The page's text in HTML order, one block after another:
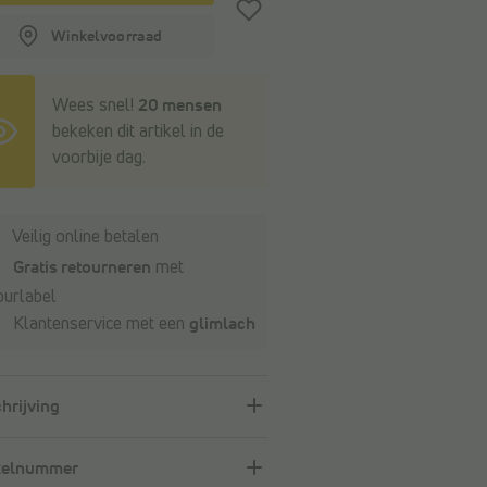
Winkelvoorraad
Wees snel! 20 mensen
bekeken dit artikel in de
voorbije dag.
Veilig online betalen
Gratis retourneren met
Klantenservice met een glimlach